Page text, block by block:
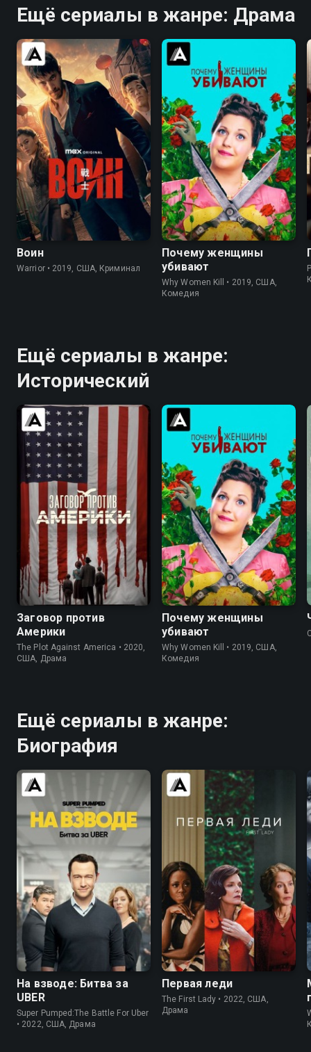
Ещё сериалы в жанре: Драма
8.2 8.4
Воин
Warrior • 2019, США, Криминал
8.3 8.3
Почему женщины
убивают
Why Women Kill • 2019, США,
Комедия
Ещё сериалы в жанре:
Исторический
6.7 7.3
Заговор против
Америки
The Plot Against America • 2020,
США, Драма
8.3 8.3
Почему женщины
убивают
Why Women Kill • 2019, США,
Комедия
Ещё сериалы в жанре:
Биография
7.6 7.3
На взводе: Битва за
UBER
Super Pumped:The Battle For Uber
• 2022, США, Драма
7.9 7.3
Первая леди
The First Lady • 2022, США,
Драма